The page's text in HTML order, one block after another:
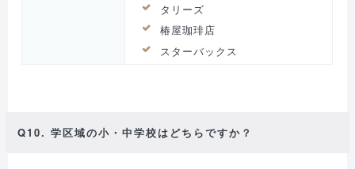
タリーズ
椿屋珈琲店
スターバックス
Q10. 学区域の小・中学校はどちらですか？